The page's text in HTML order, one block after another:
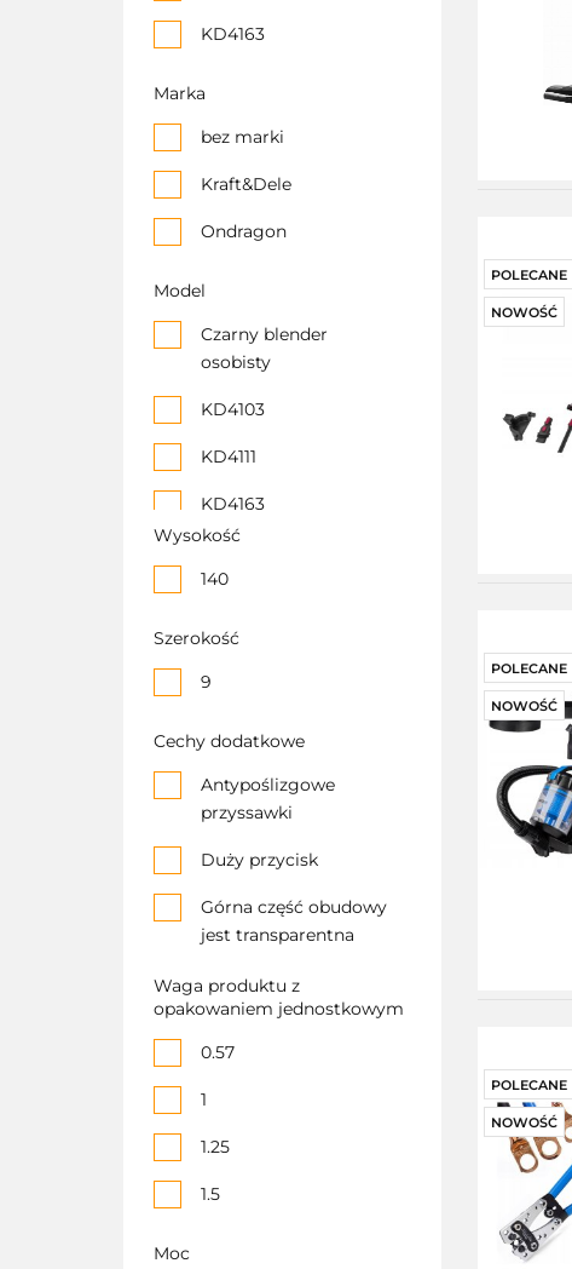
KD4163
KD4182
Kd5155
KD5165
MIELENIA KAWY
WYDAJNY MOCNY
OD5040
Robot Kuchenny
Ręczny 1000W 5
Biegów
Marka
bez marki
Kraft&Dele
Ondragon
Model
Czarny blender
osobisty
KD4103
KD4111
KD4163
KD5165
KD5167
Mikser Ręczny Mocny
Mieszadła
MIELENIA KAWY
ORZECHÓW
PRZYPRAW GRINDER
OD5040
Wysokość
140
Szerokość
9
Cechy dodatkowe
Antypoślizgowe
przyssawki
Duży przycisk
Górna część obudowy
jest transparentna
Metalowy napęd
MIELENIA KAWY
Waga produktu z
opakowaniem jednostkowym
0.57
1
1.25
1.5
Moc
POLECANE
NOWOŚĆ
POLECANE
NOWOŚĆ
POLECANE
NOWOŚĆ